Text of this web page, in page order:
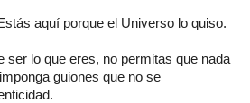
aquí porque el Universo lo quiso.
ser lo que eres, no permitas que nada
guiones que no se